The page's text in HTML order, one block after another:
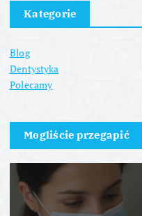
Kategorie
Blog
Dentystyka
Polecamy
Mogliście przegapić